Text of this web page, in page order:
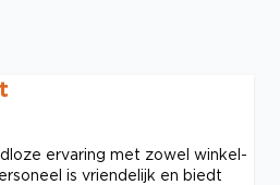
ervaring met zowel winkel-
is vriendelijk en biedt